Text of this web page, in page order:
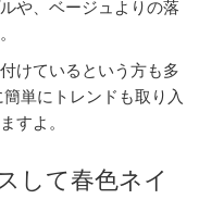
や、ベージュよりの落
けているという方も多
単にトレンドも取り入
すよ。
して春色ネイ